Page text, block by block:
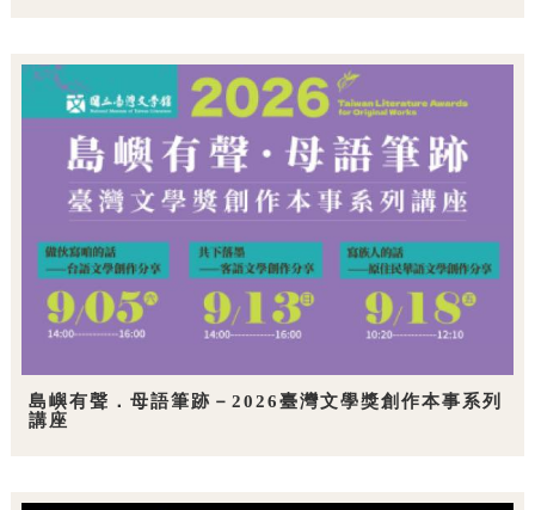
島嶼有聲．母語筆跡－2026臺灣文學獎創作本事系列
講座